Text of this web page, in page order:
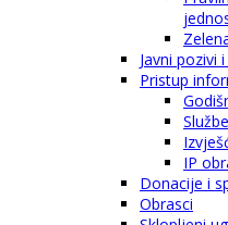
Javni pozivi
Pristup
IP
Donacije i
Obrasci